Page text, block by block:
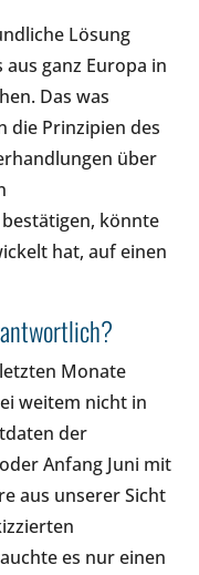
Lösung
ganz Europa in
Das was
die Prinzipien des
über
könnte
hat, auf einen
Monate
weitem nicht in
der
Anfang Juni mit
aus unserer Sicht
es nur einen